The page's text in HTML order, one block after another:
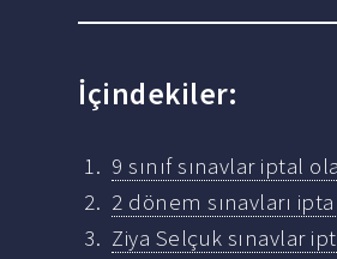
İçindekiler:
9 sınıf sınavlar iptal
2 dönem sınavları
Ziya Selçuk sınavlar